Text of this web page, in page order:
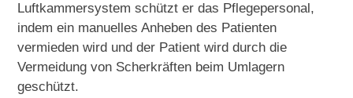
Luftkammersystem schützt er das Pflegepersonal,
indem ein manuelles Anheben des Patienten
vermieden wird und der Patient wird durch die
Vermeidung von Scherkräften beim Umlagern
geschützt.